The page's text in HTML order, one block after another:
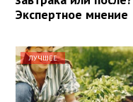
Экспертное мнение
ЛУЧШЕЕ